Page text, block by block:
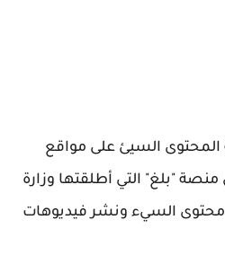
المحتوى السيئ على مواقع
"بلغ" التي أطلقتها وزارة
محتوى السيء ونشر فيديوهات